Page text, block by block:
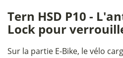
Tern HSD P10 -
Lock pour
Sur la partie E-Bike, le vélo